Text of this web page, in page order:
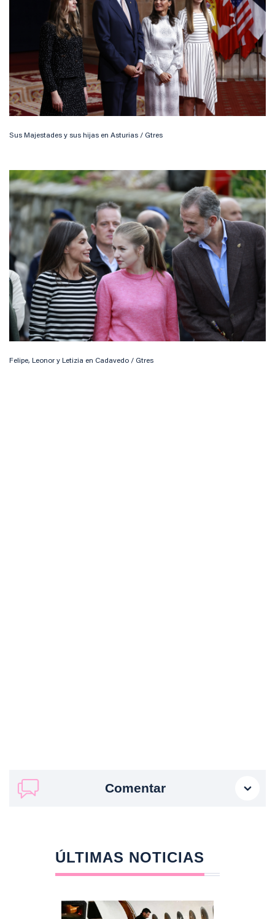
Sus Majestades y sus hijas en Asturias / Gtres
Felipe, Leonor y Letizia en Cadavedo / Gtres
Comentar
ÚLTIMAS NOTICIAS